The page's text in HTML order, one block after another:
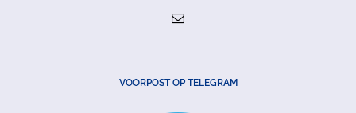
VOORPOST OP TELEGRAM